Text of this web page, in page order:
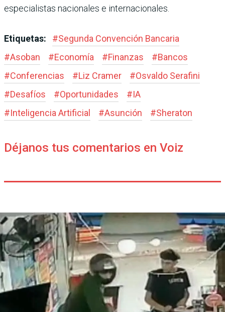
especialistas nacionales e internacionales.
Etiquetas: #Segunda Convención Bancaria
#Asoban #Economía #Finanzas #Bancos
#Conferencias #Liz Cramer #Osvaldo Serafini
#Desafíos #Oportunidades #IA
#Inteligencia Artificial #Asunción #Sheraton
Déjanos tus comentarios en Voiz